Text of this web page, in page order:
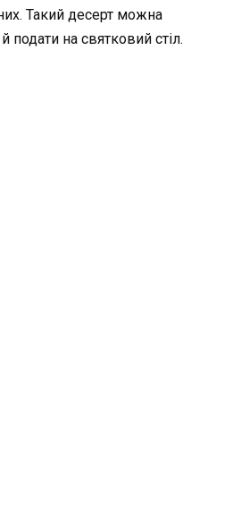
Такий десерт можна
подати на святковий стіл.